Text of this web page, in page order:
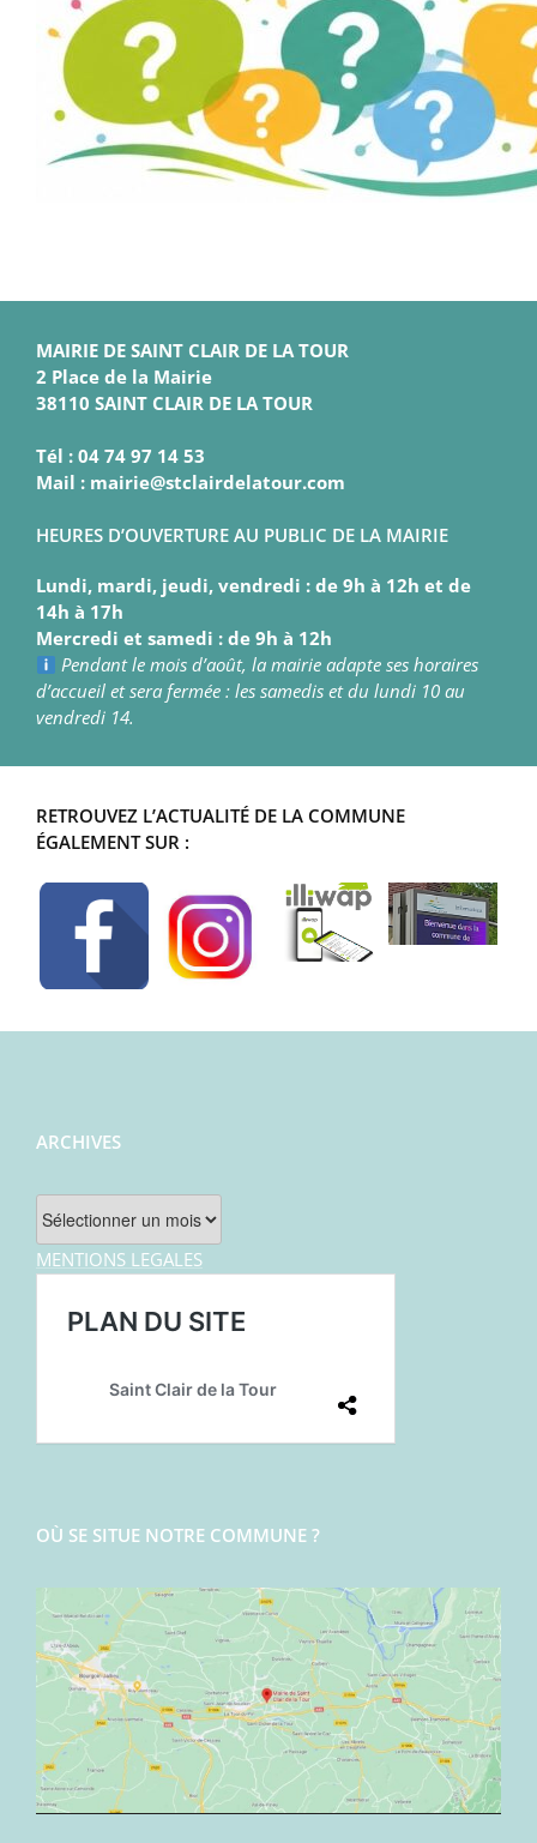
MAIRIE DE SAINT CLAIR DE LA TOUR
2 Place de la Mairie
38110 SAINT CLAIR DE LA TOUR
Tél : 04 74 97 14 53
Mail : mairie@stclairdelatour.com
HEURES D’OUVERTURE AU PUBLIC DE LA MAIRIE
Lundi, mardi, jeudi, vendredi : de 9h à 12h et de
14h à 17h
Mercredi et samedi : de 9h à 12h
Pendant le mois d’août, la mairie adapte ses horaires
d’accueil et sera fermée : les samedis et du lundi 10 au
vendredi 14.
RETROUVEZ L’ACTUALITÉ DE LA COMMUNE
ÉGALEMENT SUR :
ARCHIVES
Archives
MENTIONS LEGALES
OÙ SE SITUE NOTRE COMMUNE ?